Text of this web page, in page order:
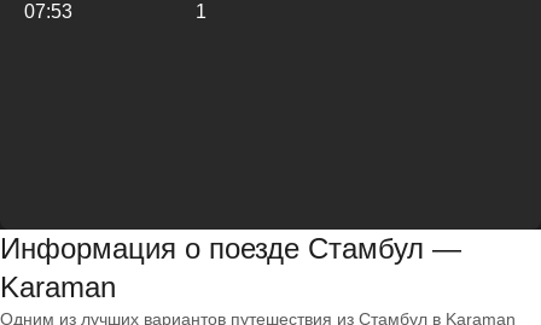
07:53 1
Информация о поезде Стамбул —
Karaman
Одним из лучших вариантов путешествия из Стамбул в Karaman